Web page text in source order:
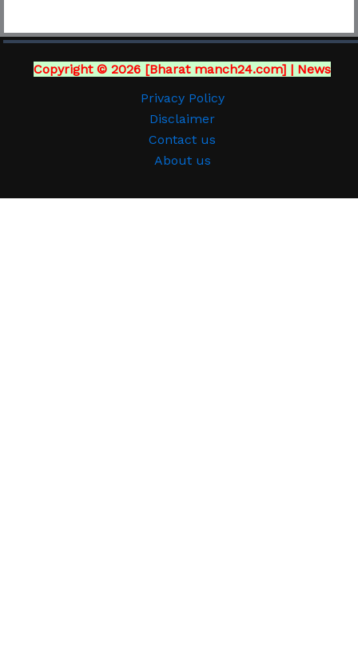
Copyright © 2026 [Bharat manch24.com] | News
Privacy Policy
Disclaimer
Contact us
About us